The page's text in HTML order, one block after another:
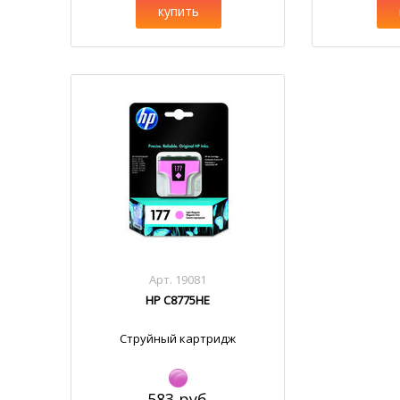
купить
Арт. 19081
HP C8775HE
Струйный картридж